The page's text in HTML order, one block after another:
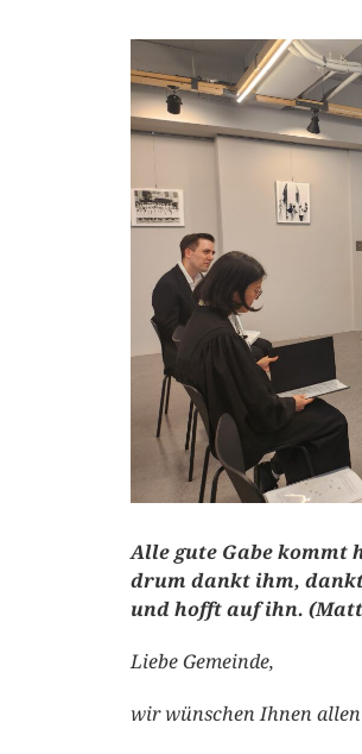
Alle gute Gabe kommt
drum dankt ihm,
und hofft auf ihn.
Liebe Gemeinde,
wir wünschen Ihnen